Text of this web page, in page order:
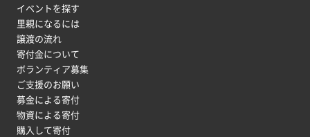
イベントを探す
里親になるには
譲渡の流れ
寄付金について
ボランティア募集
ご支援のお願い
募金による寄付
物資による寄付
購入して寄付